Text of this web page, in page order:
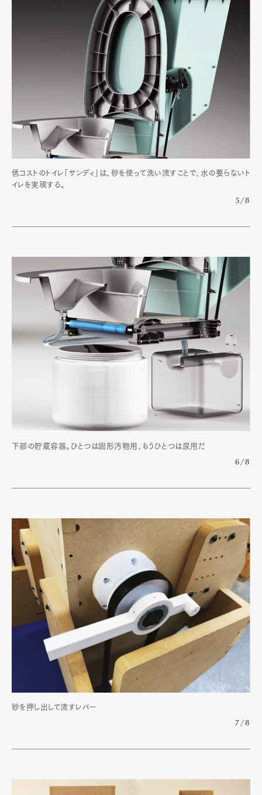
低コストのトイレ「サンディ」は、砂を使って洗い流すことで、水の要らないト
イレを実現する。
5/8
下部の貯蔵容器。ひとつは固形汚物用、もうひとつは尿用だ
6/8
砂を押し出して流すレバー
7/8